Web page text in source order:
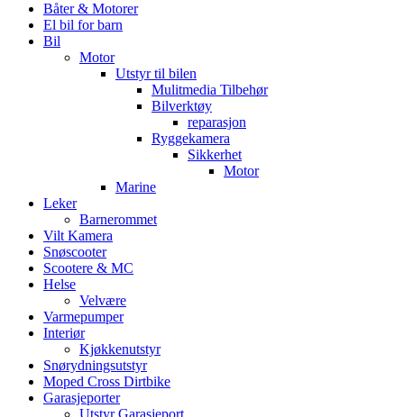
Båter & Motorer
El bil for barn
Bil
Motor
Utstyr til bilen
Mulitmedia Tilbehør
Bilverktøy
reparasjon
Ryggekamera
Sikkerhet
Motor
Marine
Leker
Barnerommet
Vilt Kamera
Snøscooter
Scootere & MC
Helse
Velvære
Varmepumper
Interiør
Kjøkkenutstyr
Snørydningsutstyr
Moped Cross Dirtbike
Garasjeporter